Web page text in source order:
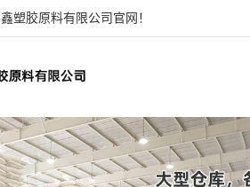
塑胶原料有限公司官网！